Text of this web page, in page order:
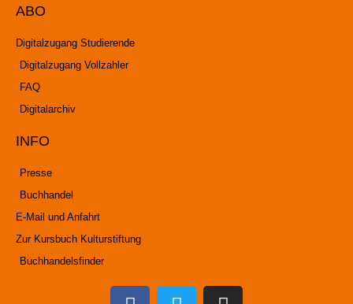
ABO
Digitalzugang Studierende
Digitalzugang Vollzahler
FAQ
Digitalarchiv
INFO
Presse
Buchhandel
E-Mail und Anfahrt
Zur Kursbuch Kulturstiftung
Buchhandelsfinder